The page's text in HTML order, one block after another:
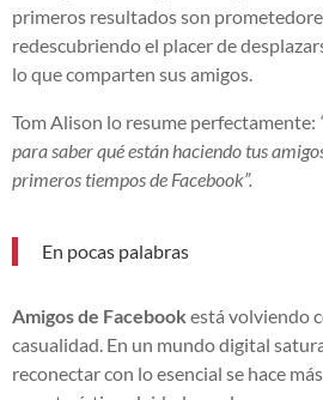
primeros resultados son
redescubriendo el placer de
lo que comparten sus amigos.
Tom Alison lo resume perfectamente:
para saber qué están haciendo tus
primeros tiempos de Facebook”.
En pocas palabras
Amigos de Facebook está volviendo
casualidad. En un mundo digital
reconectar con lo esencial se hace